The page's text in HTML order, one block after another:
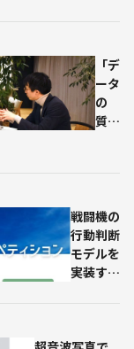
「デ
ータ
の
質・
き」
今学
ぶべ
きAI
法
戦闘機の
行動判断
モデルを
実装する